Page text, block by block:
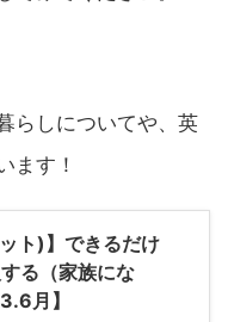
らしについてや、英
ます！
ト)】できるだけ
る（家族にな
月】